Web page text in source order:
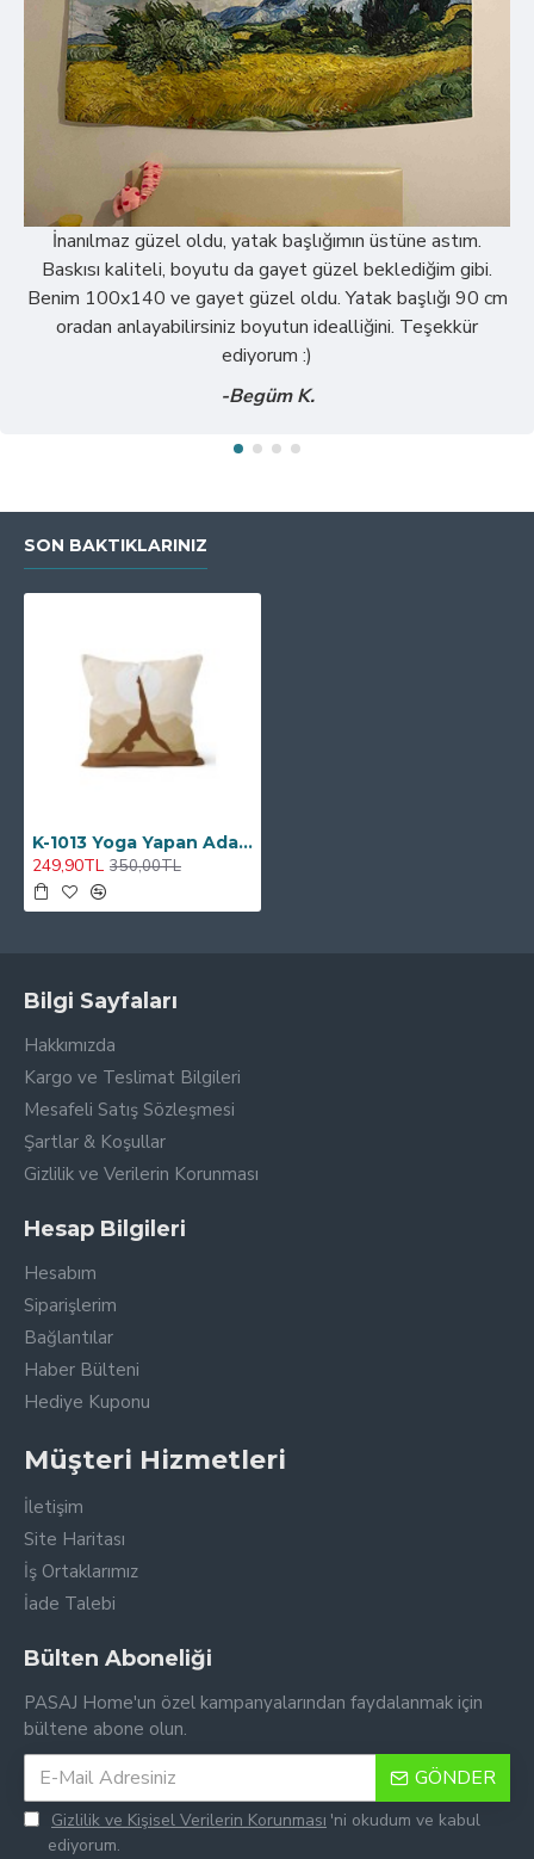
İnanılmaz güzel oldu, yatak başlığımın üstüne astım.
Baskısı kaliteli, boyutu da gayet güzel beklediğim gibi.
Benim 100x140 ve gayet güzel oldu. Yatak başlığı 90 cm
oradan anlayabilirsiniz boyutun idealliğini. Teşekkür
ediyorum :)
-Begüm K.
SON BAKTIKLARINIZ
K-1013 Yoga Yapan Adam 2 Çift Tarafı Baskılı Kırlent Kılıfı
249,90TL 350,00TL
Bilgi Sayfaları
Hakkımızda
Kargo ve Teslimat Bilgileri
Mesafeli Satış Sözleşmesi
Şartlar & Koşullar
Gizlilik ve Verilerin Korunması
Hesap Bilgileri
Hesabım
Siparişlerim
Bağlantılar
Haber Bülteni
Hediye Kuponu
Müşteri Hizmetleri
İletişim
Site Haritası
İş Ortaklarımız
İade Talebi
Bülten Aboneliği
PASAJ Home'un özel kampanyalarından faydalanmak için
bültene abone olun.
GÖNDER
Gizlilik ve Kişisel Verilerin Korunması 'ni okudum ve kabul
ediyorum.